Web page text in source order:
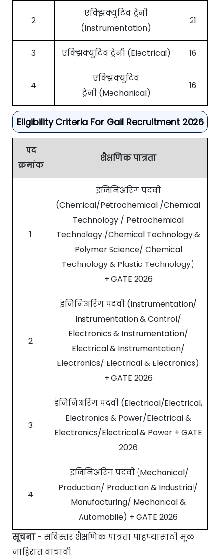
2
एक्झिक्युटिव ट्रेनी
(Instrumentation)
21
3 एक्झिक्युटिव ट्रेनी (Electrical) 16
4
एक्झिक्युटिव
ट्रेनी (Mechanical)
16
Eligibility Criteria For Gail Recruitment 2026
पद
क्रमांक
शैक्षणिक पात्रता
1
इंजिनिअरिंग पदवी
(Chemical/Petrochemical /Chemical
Technology / Petrochemical
Technology /Chemical Technology &
Polymer Science/ Chemical
Technology & Plastic Technology)
+ GATE 2026
2
इंजिनिअरिंग पदवी (Instrumentation/
Instrumentation & Control/
Electronics & Instrumentation/
Electrical & Instrumentation/
Electronics/ Electrical & Electronics)
+ GATE 2026
3
इंजिनिअरिंग पदवी (Electrical/Electrical,
Electronics & Power/Electrical &
Electronics/Electrical & Power + GATE
2026
4
इंजिनिअरिंग पदवी (Mechanical/
Production/ Production & Industrial/
Manufacturing/ Mechanical &
Automobile) + GATE 2026
सूचना - सविस्तर शैक्षणिक पात्रता पाहण्यासाठी मूळ
जाहिरात वाचावी.